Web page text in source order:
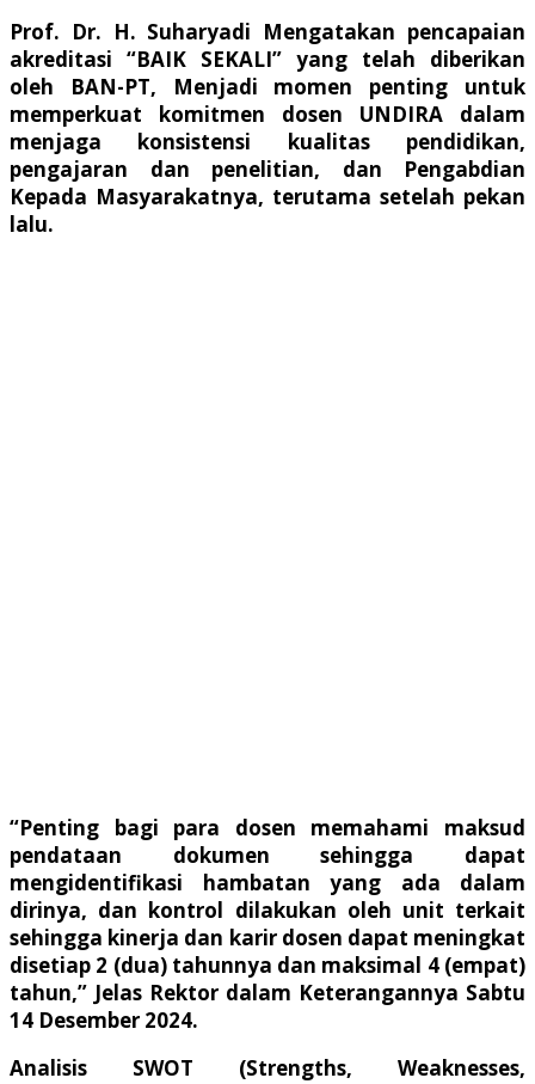
Prof. Dr. H. Suharyadi Mengatakan pencapaian
akreditasi “BAIK SEKALI” yang telah diberikan
oleh BAN-PT, Menjadi momen penting untuk
memperkuat komitmen dosen UNDIRA dalam
menjaga konsistensi kualitas pendidikan,
pengajaran dan penelitian, dan Pengabdian
Kepada Masyarakatnya, terutama setelah pekan
lalu.
“Penting bagi para dosen memahami maksud
pendataan dokumen sehingga dapat
mengidentifikasi hambatan yang ada dalam
dirinya, dan kontrol dilakukan oleh unit terkait
sehingga kinerja dan karir dosen dapat meningkat
disetiap 2 (dua) tahunnya dan maksimal 4 (empat)
tahun,” Jelas Rektor dalam Keterangannya Sabtu
14 Desember 2024.
Analisis SWOT (Strengths, Weaknesses,